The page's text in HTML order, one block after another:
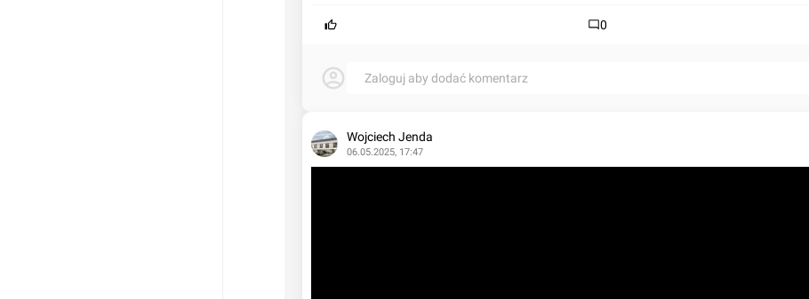
0
Zaloguj aby dodać komentarz
Wojciech Jenda
06.05.2025, 17:47